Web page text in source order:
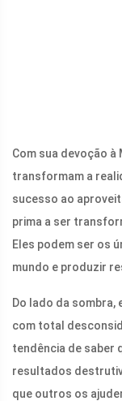
Com sua devoção à
transformam a
sucesso ao
prima a ser
Eles podem ser os
mundo e produzir
Do lado da sombra,
com total
tendência de saber
resultados
que outros os